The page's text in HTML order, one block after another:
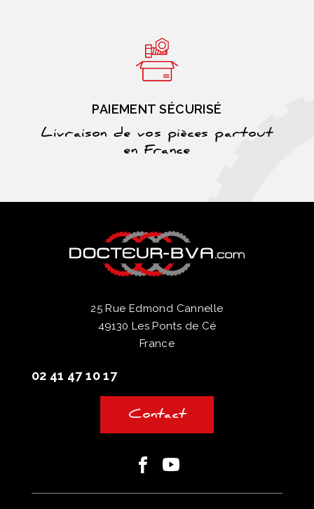
PAIEMENT SÉCURISÉ
Livraison de vos pièces partout
en France
25 Rue Edmond Cannelle
49130 Les Ponts de Cé
France
02 41 47 10 17
Contact
FacebookYoutube